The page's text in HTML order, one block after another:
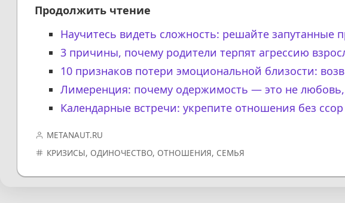
Продолжить чтение
Научитесь видеть сложность: решайте запутанные
3 причины, почему родители терпят агрессию
10 признаков потери эмоциональной близости:
Лимеренция: почему одержимость — это не
Календарные встречи: укрепите отношения без ссор
METANAUT.RU
КРИЗИСЫ, ОДИНОЧЕСТВО, ОТНОШЕНИЯ, СЕМЬЯ